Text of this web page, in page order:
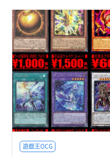
遊戯王OCG